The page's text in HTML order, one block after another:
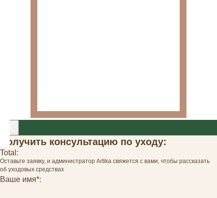
Получить консультацию по уходу:
Total:
Оставьте заявку, и администратор Artika свяжется с вами, чтобы рассказать
об уходовых средствах
Ваше имя*: